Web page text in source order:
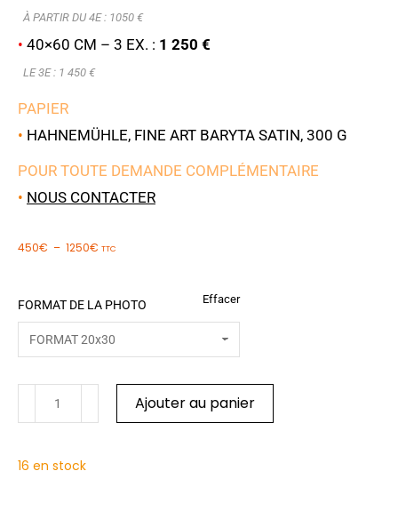
À PARTIR DU 4E : 1050 €
• 40×60 CM – 3 EX. : 1 250 €
LE 3E : 1 450 €
PAPIER
• HAHNEMÜHLE, FINE ART BARYTA SATIN, 300 G
POUR TOUTE DEMANDE COMPLÉMENTAIRE
• NOUS CONTACTER
450€ – 1250€ TTC
FORMAT DE LA PHOTO Effacer
Ajouter au panier
16 en stock